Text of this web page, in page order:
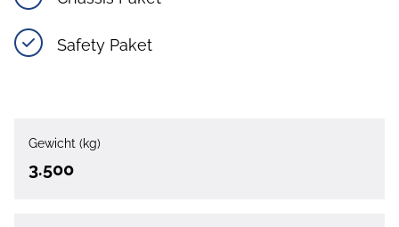
Safety Paket
Gewicht (kg)
3.500